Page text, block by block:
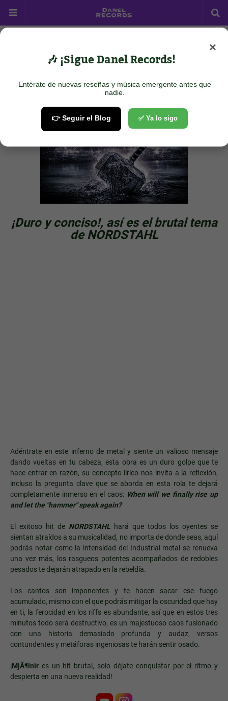
NORDSTAHL: MjÃ¶lnir
August 20, 2025
¡Duro y conciso!, así es el brutal tema
de NORDSTAHL
Adéntrate en este inferno de metal y siente un valioso mensaje
dando vueltas en tu cabeza, esta obra es un duro golpe que te
hace entrar en razón, su concepto lirico nos invita a la reflexión,
incluso la pregunta clave que se aborda en esta rola te dejará
completamente inmerso en el caos: When will we finally rise up
and let the "hammer" speak again?
El exitoso hit de NORDSTAHL hará que todos los oyentes se
sientan atraídos a su musicalidad, no importa de donde seas, aquí
podrás notar como la intensidad del Industrial metal se renueva
una vez más, los rasgueos potentes acompañados de redobles
pesados te dejarán atrapado en la rebeldía.
Los cantos son imponentes y te hacen sacar ese fuego
acumulado, mismo con el que podrás mitigar la oscuridad que hay
en ti, la ferocidad en los riffs es abundante, así que en estos tres
minutos todo será destructivo, es un majestuoso caos fusionado
con una historia demasiado profunda y audaz, versos
contundentes y metáforas ingeniosas te harán sentir osado.
¡MjÃ¶lnir es un hit brutal, solo déjate conquistar por el ritmo y
despierta en una nueva realidad!
×
🎶 ¡Sigue Danel Records!
Entérate de nuevas reseñas y música emergente antes que
nadie.
👉 Seguir el Blog ✅ Ya lo sigo